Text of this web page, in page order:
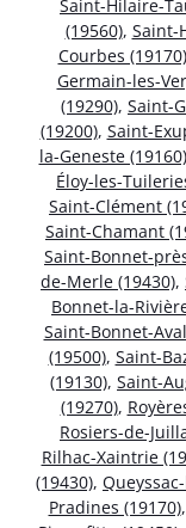
Saint-Hilaire-
(19560), Saint-
Courbes (19170)
Germain-les-
(19290), Saint-
(19200), Saint-
la-Geneste (19160)
Éloy-les-
Saint-Clément
Saint-Chamant
Saint-Bonnet-
de-Merle (19430),
Bonnet-la-
Saint-Bonnet-
(19500), Saint-
(19130), Saint-
(19270),
Rosiers-de-
Rilhac-Xaintrie
(19430),
Pradines (19170),